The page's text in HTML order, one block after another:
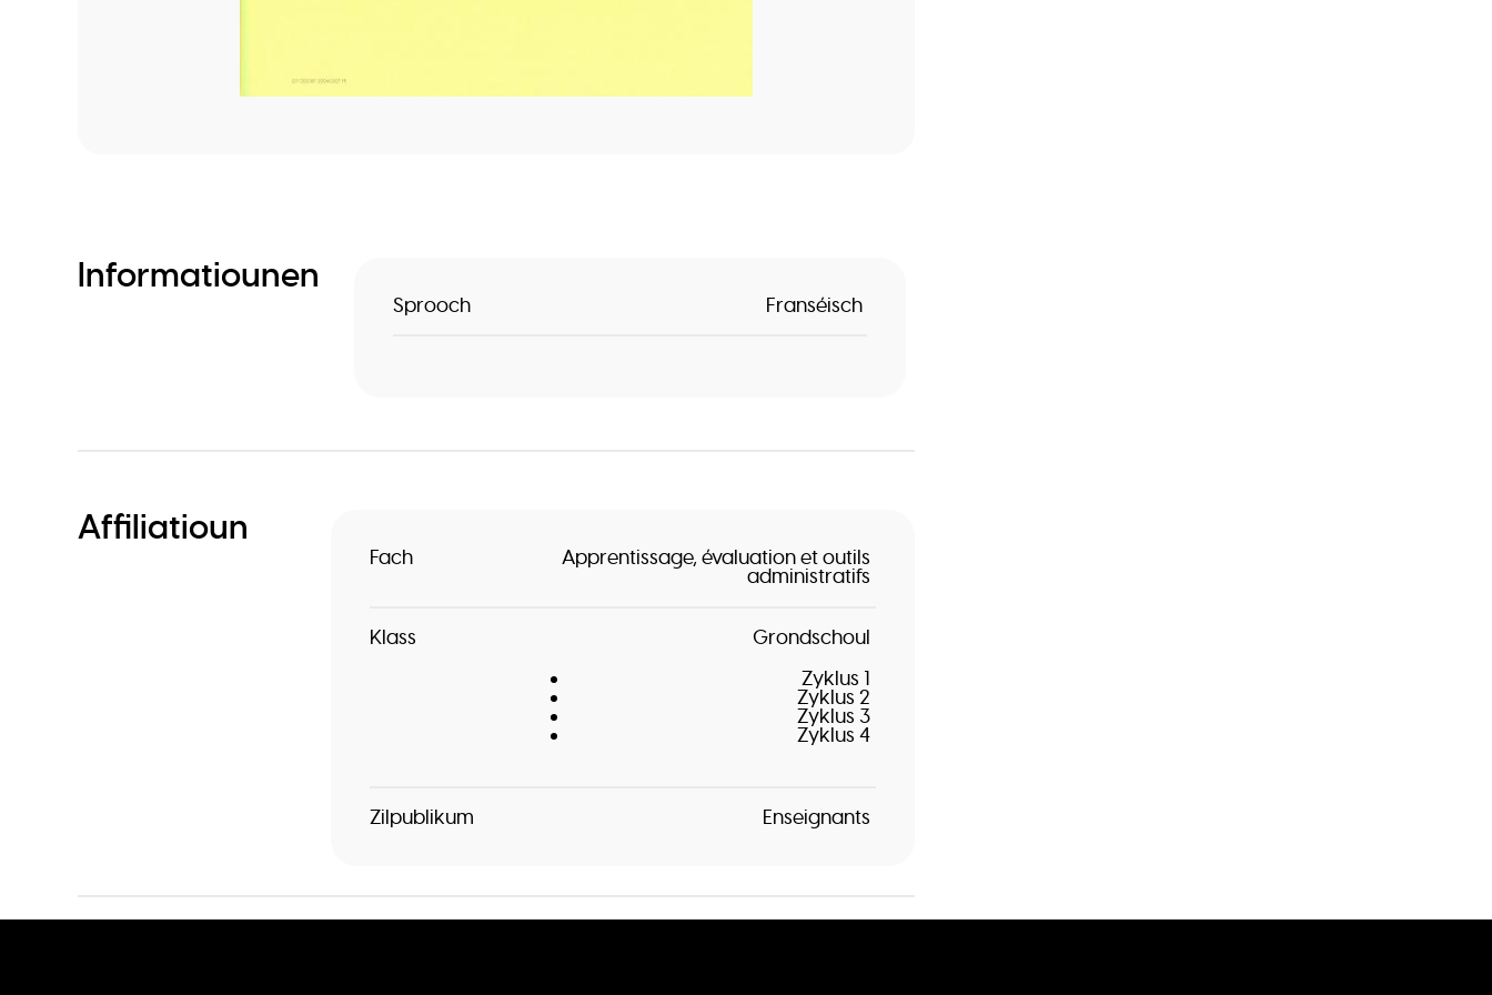
Informatiounen
Sprooch Franséisch
Affiliatioun
Fach Apprentissage, évaluation et outils
administratifs
Klass
Grondschoul
Zyklus 1
Zyklus 2
Zyklus 3
Zyklus 4
Zilpublikum Enseignants